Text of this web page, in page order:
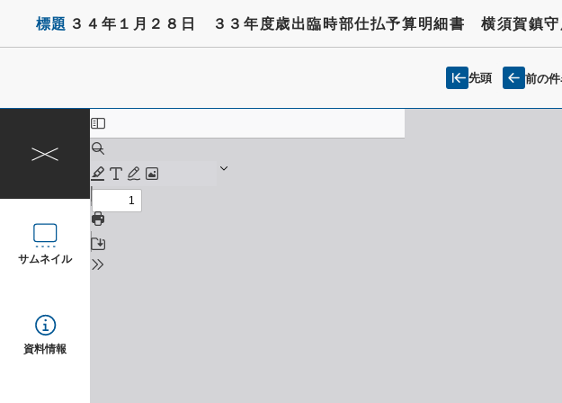
標題 ３４年１月２８日 ３３年度歳出臨時部仕払予算明細書 横須賀鎮守
先頭 前の件
サムネイル
資料情報